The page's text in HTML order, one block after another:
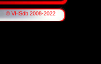
© VHSdb 2008-2022